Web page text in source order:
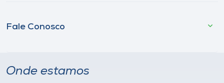
Fale Conosco
Onde estamos